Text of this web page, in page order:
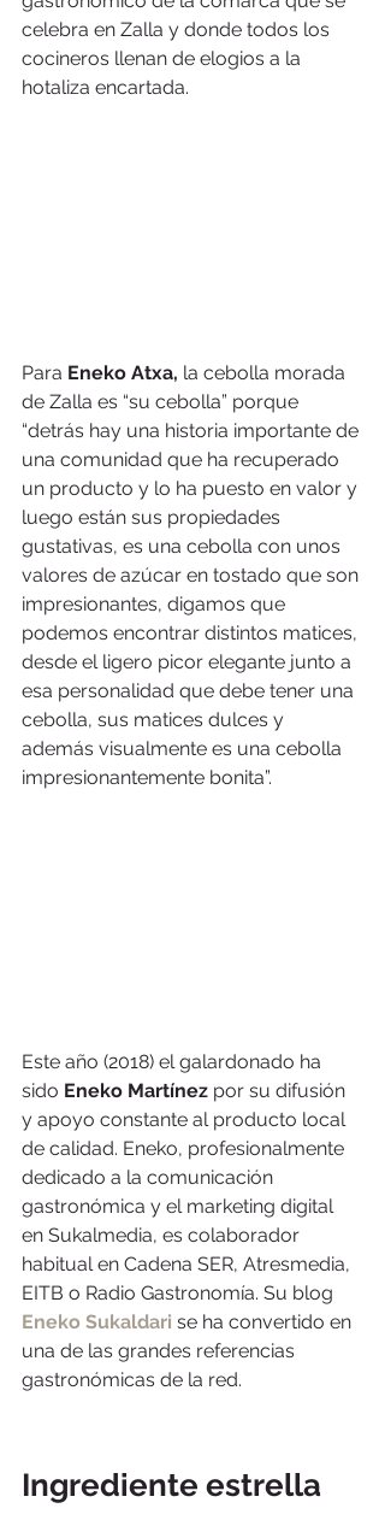
celebra en Zalla y donde todos los
cocineros llenan de elogios a la
hotaliza encartada.
Para Eneko Atxa, la cebolla morada
de Zalla es “su cebolla” porque
“detrás hay una historia importante de
una comunidad que ha recuperado
un producto y lo ha puesto en valor y
luego están sus propiedades
gustativas, es una cebolla con unos
valores de azúcar en tostado que son
impresionantes, digamos que
podemos encontrar distintos matices,
desde el ligero picor elegante junto a
esa personalidad que debe tener una
cebolla, sus matices dulces y
además visualmente es una cebolla
impresionantemente bonita”.
Este año (2018) el galardonado ha
sido Eneko Martínez por su difusión
y apoyo constante al producto local
de calidad. Eneko, profesionalmente
dedicado a la comunicación
gastronómica y el marketing digital
en Sukalmedia, es colaborador
habitual en Cadena SER, Atresmedia,
EITB o Radio Gastronomía. Su blog
Eneko Sukaldari se ha convertido en
una de las grandes referencias
gastronómicas de la red.
Ingrediente estrella